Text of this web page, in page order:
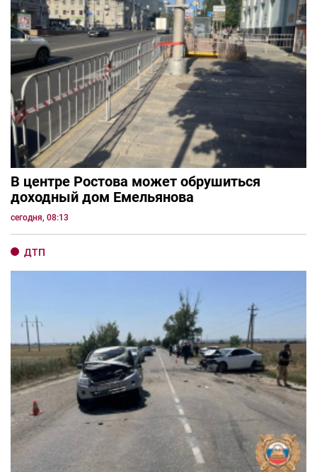
В центре Ростова может обрушиться
доходный дом Емельянова
сегодня, 08:13
ДТП